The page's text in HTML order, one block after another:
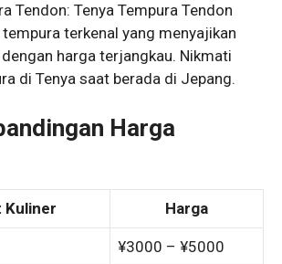
Tendon: Tenya Tempura Tendon
terkenal yang menyajikan
harga terjangkau. Nikmati
di Tenya saat berada di Jepang.
Harga
Kuliner Harga
¥3000 – ¥5000